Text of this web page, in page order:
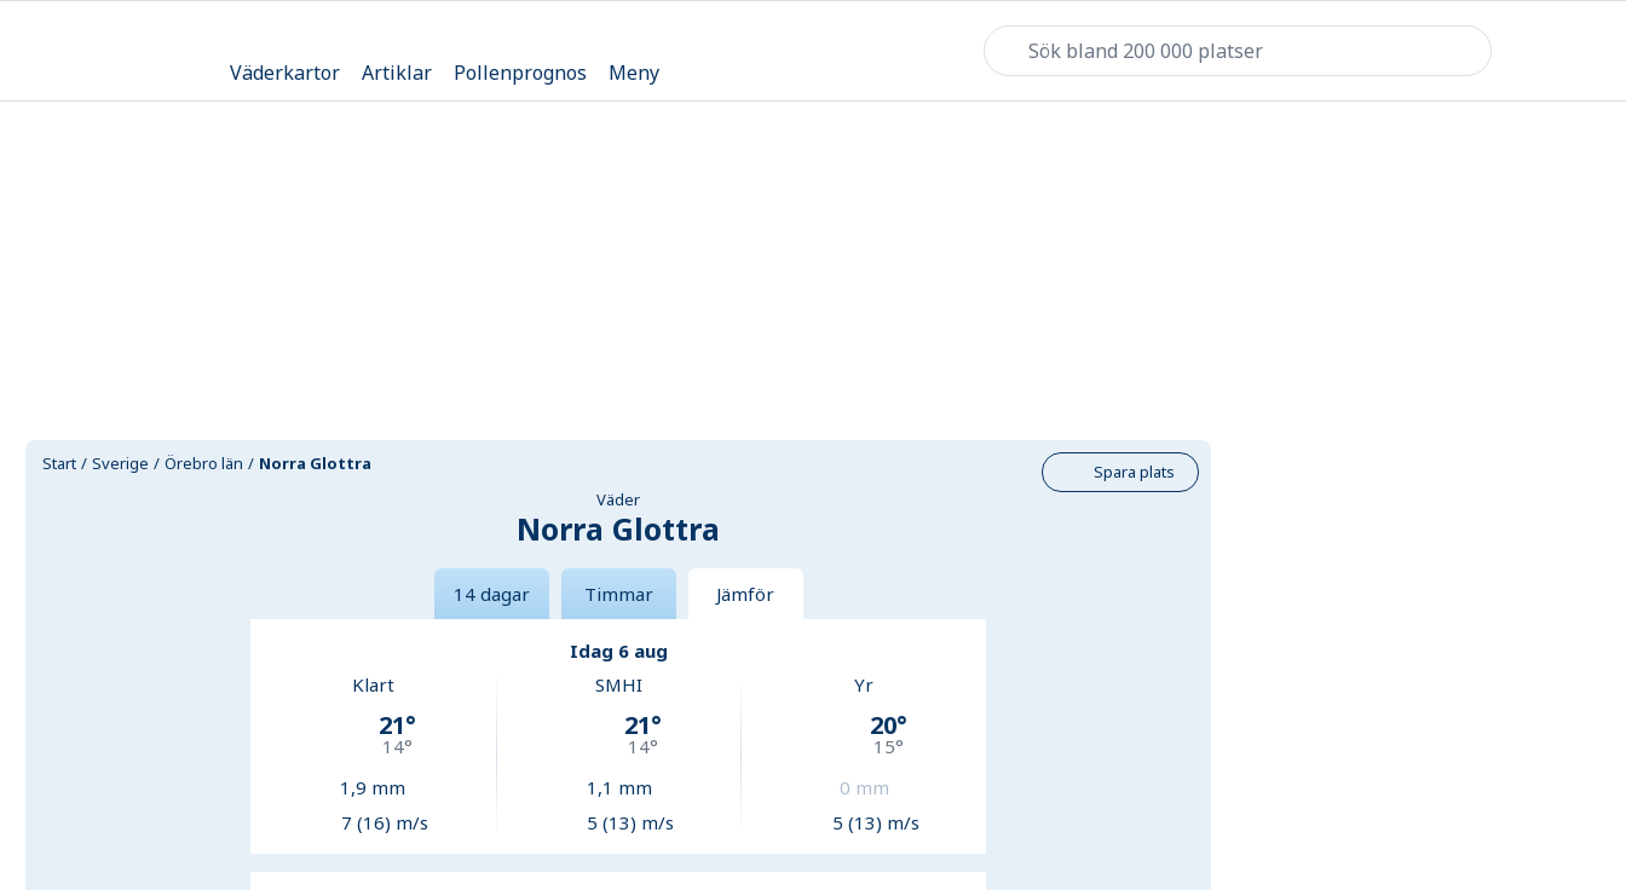
Väderkartor Artiklar Pollenprognos Meny
Start Sverige Örebro län Norra Glottra
Spara plats
Väder
Norra Glottra
14 dagar Timmar Jämför
Idag 6 aug
Klart
21°
14°
1,9 mm
7 (16) m/s
SMHI
21°
14°
1,1 mm
5 (13) m/s
Yr
20°
15°
0 mm
5 (13) m/s